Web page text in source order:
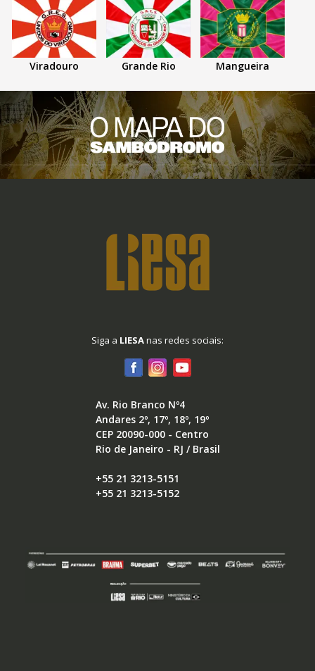
Viradouro Grande Rio Mangueira
Siga a LIESAnas redes sociais:
Av. Rio Branco Nº4
Andares 2º, 17º, 18º, 19º
CEP 20090-000 - Centro
Rio de Janeiro - RJ / Brasil
+55 21 3213-5151
+55 21 3213-5152